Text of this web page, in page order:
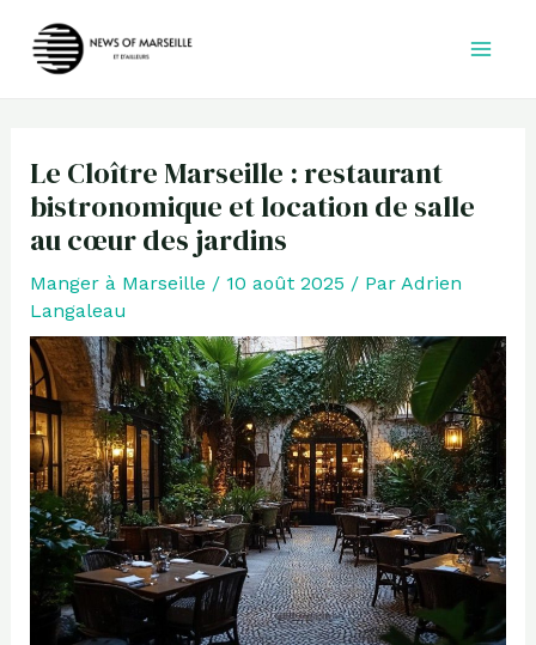
Le Cloître Marseille : restaurant
bistronomique et location de salle
au cœur des jardins
Manger à Marseille / 10 août 2025 / Par Adrien
Langaleau